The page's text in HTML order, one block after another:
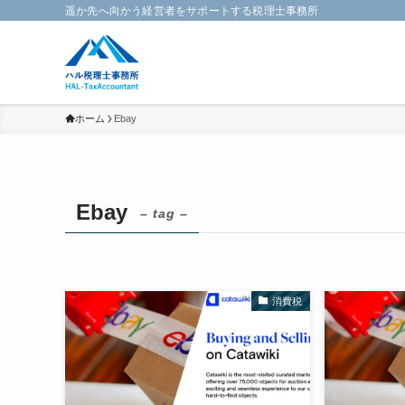
遥か先へ向かう経営者をサポートする税理士事務所
ホーム Ebay
Ebay – tag –
消費税